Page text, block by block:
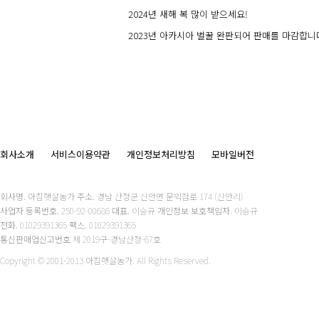
2024년 새해 복 많이 받으세요!
2023년 아카시아 벌꿀 완판되어 판매를 마감합니
회사소개 서비스이용약관 개인정보처리방침 모바일버전
회사명. 아침햇살농가주소. 경남 산청군 신안면 문익점로 174 (신안리)
사업자 등록번호. 250-92-00686 대표. 이승규 개인정보 보호책임자. 이승규
전화. 01029391365 팩스. 01029391365
통신판매업신고번호 제 2019구-경남산청-67호
Copyright © 2001-2013 아침햇살농가. All Rights Reserved.